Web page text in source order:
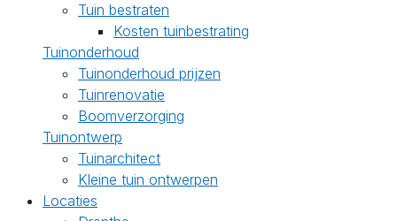
Tuin bestraten
Kosten tuinbestrating
Tuinonderhoud
Tuinonderhoud prijzen
Tuinrenovatie
Boomverzorging
Tuinontwerp
Tuinarchitect
Kleine tuin ontwerpen
Locaties